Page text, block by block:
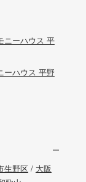
ニーハウス 平
ーハウス 平野
生野区 / 大阪